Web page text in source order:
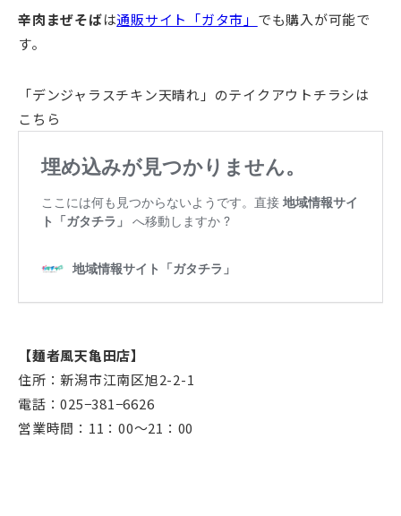
辛肉まぜそばは通販サイト「ガタ市」 でも購入が可能で
す。
「デンジャラスチキン天晴れ」のテイクアウトチラシは
こちら
【麺者風天亀田店】
住所：新潟市江南区旭2-2-1
電話：025−381−6626
営業時間：11：00～21：00